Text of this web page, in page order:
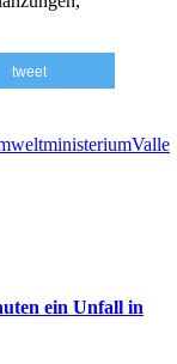
tweet
Valle
ein Unfall in